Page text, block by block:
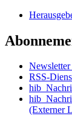
RSS-
(Externer